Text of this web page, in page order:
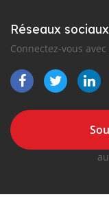
Réseaux
Connectez-vous